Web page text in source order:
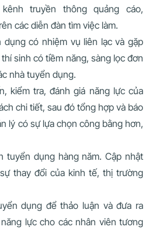
truyền thông quảng cáo,
các diễn đàn tìm việc làm.
dụng có nhiệm vụ liên lạc và gặp
sinh có tiềm năng, sàng lọc đơn
nhà tuyển dụng.
kiểm tra, đánh giá năng lực của
chi tiết, sau đó tổng hợp và báo
lý có sự lựa chọn công bằng hơn,
tuyển dụng hàng năm. Cập nhật
thay đổi của kinh tế, thị trường
dụng để thảo luận và đưa ra
lực cho các nhân viên tương